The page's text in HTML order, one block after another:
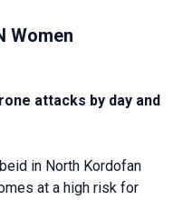
Women
attacks by day and
in North Kordofan
at a high risk for